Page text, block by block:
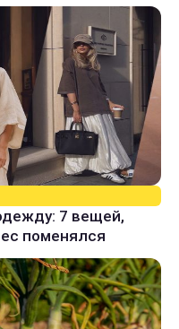
7 вещей,
поменялся